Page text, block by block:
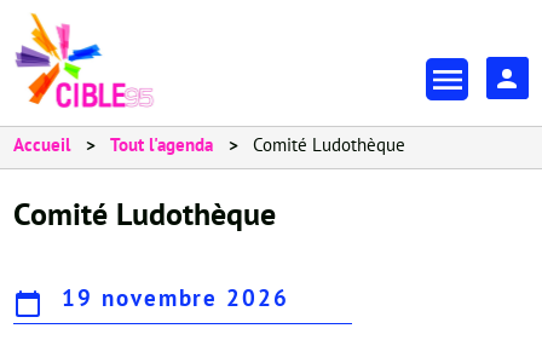
En-
tête
Accueil Tout l'agenda Comité Ludothèque
Comité Ludothèque
19 novembre 2026